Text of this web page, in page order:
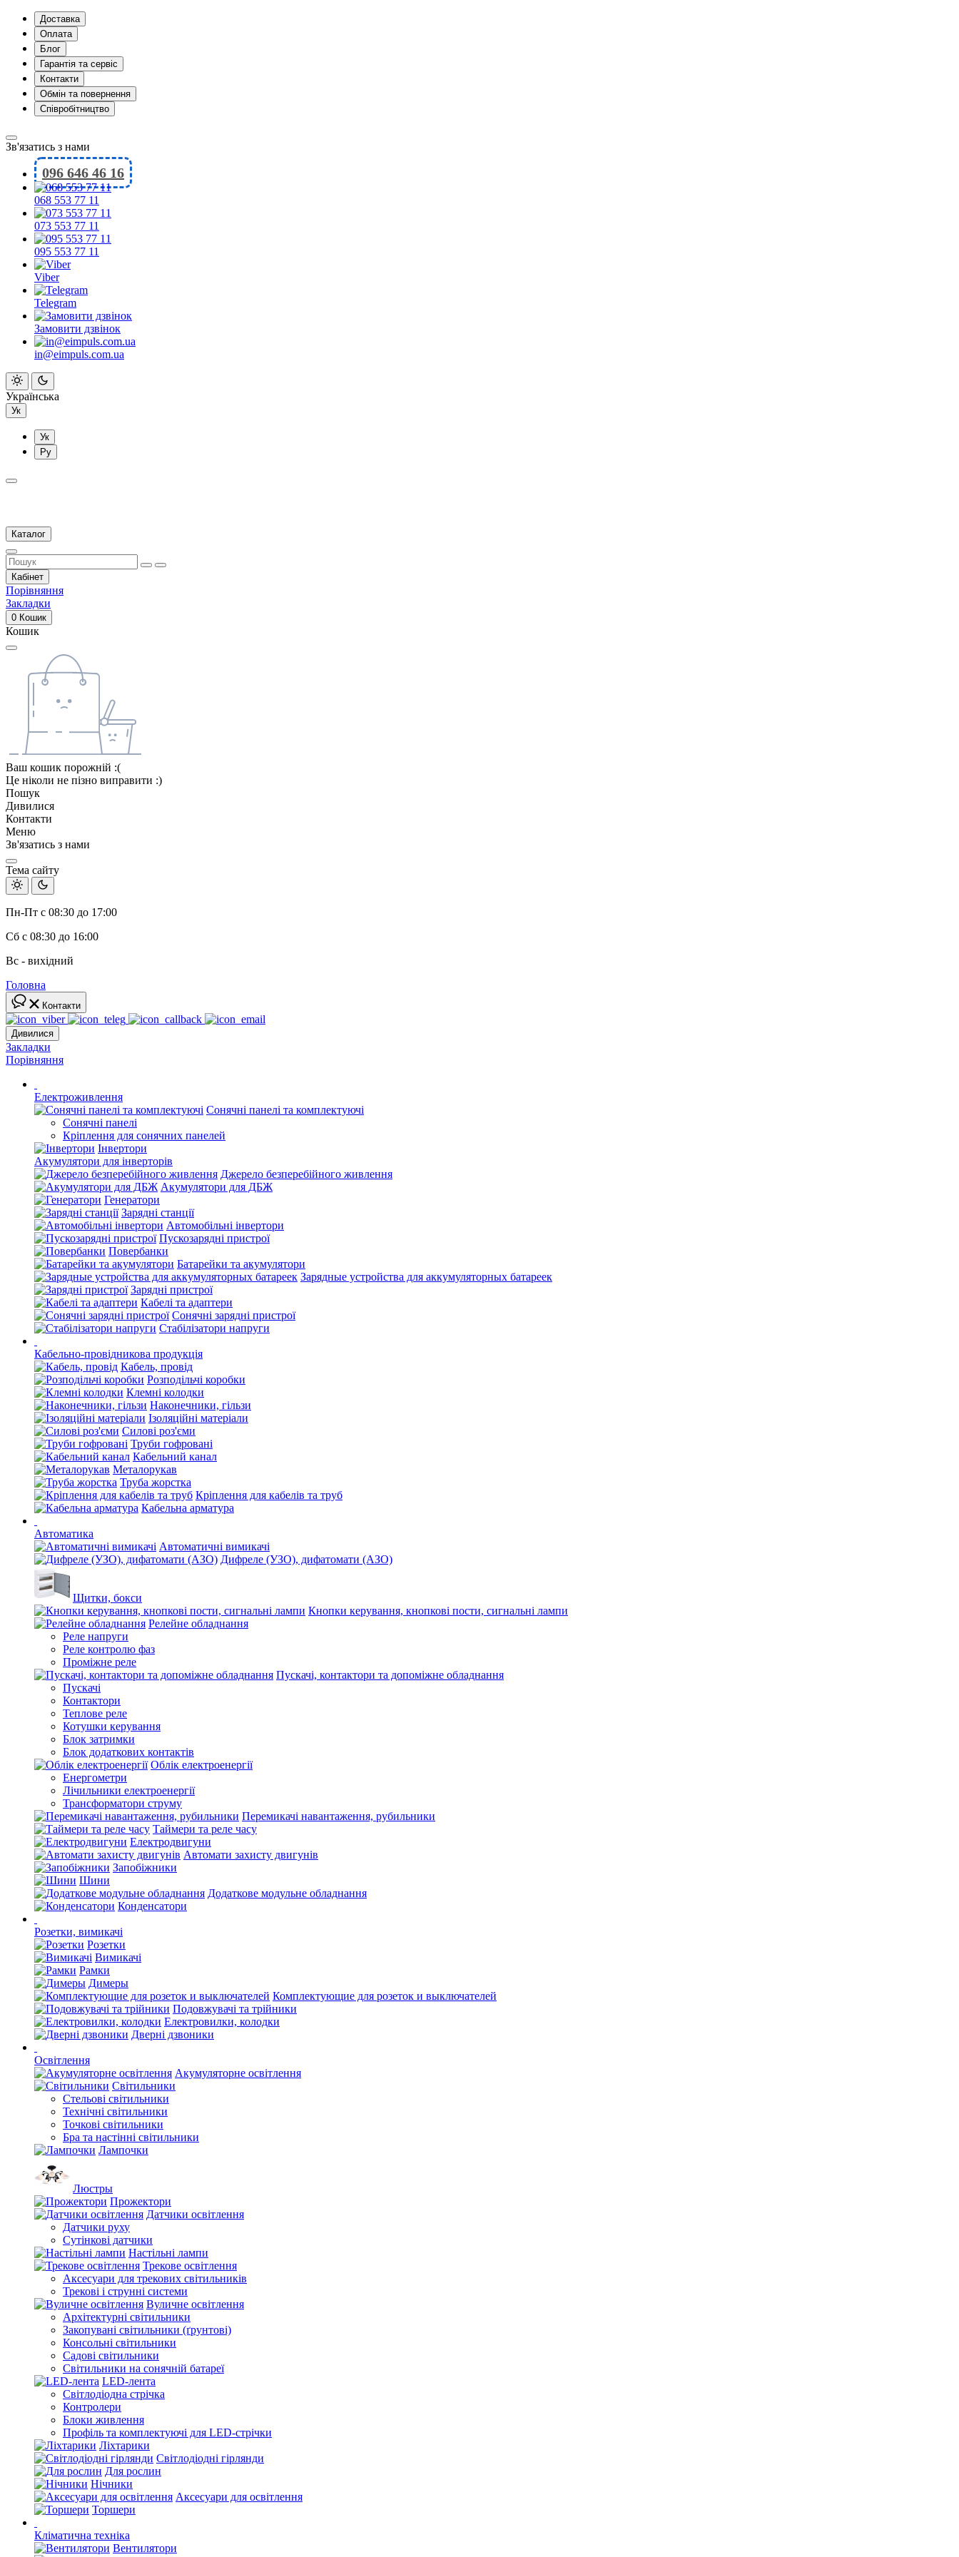
Доставка
Оплата
Блог
Гарантія та сервіс
Контакти
Обмін та повернення
Співробітництво
Зв'язатись з нами
096 646 46 16
068 553 77 11
073 553 77 11
095 553 77 11
Viber
Telegram
Замовити дзвінок
in@eimpuls.com.ua
Українська
Ук
Ук
Ру
Каталог
Кабінет
Порівняння
Закладки
0 Кошик
Кошик
Ваш кошик порожній :(
Це ніколи не пізно виправити :)
Пошук
Дивилися
Контакти
Меню
Зв'язатись з нами
Тема сайту
Пн-Пт с 08:30 до 17:00
Сб с 08:30 до 16:00
Вс - вихідний
Головна
Контакти
Дивилися
Закладки
Порівняння
Електроживлення
Сонячні панелі та комплектуючі
Сонячні панелі
Кріплення для сонячних панелей
Інвертори
Акумулятори для інверторів
Джерело безперебійного живлення
Акумулятори для ДБЖ
Генератори
Зарядні станції
Автомобільні інвертори
Пускозарядні пристрої
Повербанки
Батарейки та акумулятори
Зарядные устройства для аккумуляторных батареек
Зарядні пристрої
Кабелі та адаптери
Сонячні зарядні пристрої
Стабілізатори напруги
Кабельно-провідникова продукція
Кабель, провід
Розподільчі коробки
Клемні колодки
Наконечники, гільзи
Ізоляційні матеріали
Силові роз'єми
Труби гофровані
Кабельний канал
Металорукав
Труба жорстка
Кріплення для кабелів та труб
Кабельна арматура
Автоматика
Автоматичні вимикачі
Дифреле (УЗО), дифатомати (АЗО)
Щитки, бокси
Кнопки керування, кнопкові пости, сигнальні лампи
Релейне обладнання
Реле напруги
Реле контролю фаз
Проміжне реле
Пускачі, контактори та допоміжне обладнання
Пускачі
Контактори
Теплове реле
Котушки керування
Блок затримки
Блок додаткових контактів
Облік електроенергії
Енергометри
Лічильники електроенергії
Трансформатори струму
Перемикачі навантаження, рубильники
Таймери та реле часу
Електродвигуни
Автомати захисту двигунів
Запобіжники
Шини
Додаткове модульне обладнання
Конденсатори
Розетки, вимикачі
Розетки
Вимикачі
Рамки
Димеры
Комплектующие для розеток и выключателей
Подовжувачі та трійники
Електровилки, колодки
Дверні дзвоники
Освітлення
Акумуляторне освітлення
Світильники
Стельові світильники
Технічні світильники
Точкові світильники
Бра та настінні світильники
Лампочки
Люстры
Прожектори
Датчики освітлення
Датчики руху
Сутінкові датчики
Настільні лампи
Трекове освітлення
Аксесуари для трекових світильників
Трекові і струнні системи
Вуличне освітлення
Архітектурні світильники
Закопувані світильники (ґрунтові)
Консольні світильники
Садові світильники
Світильники на сонячній батареї
LED-лента
Світлодіодна стрічка
Контролери
Блоки живлення
Профіль та комплектуючі для LED-стрічки
Ліхтарики
Світлодіодні гірлянди
Для рослин
Нічники
Аксесуари для освітлення
Торшери
Кліматична техніка
Вентилятори